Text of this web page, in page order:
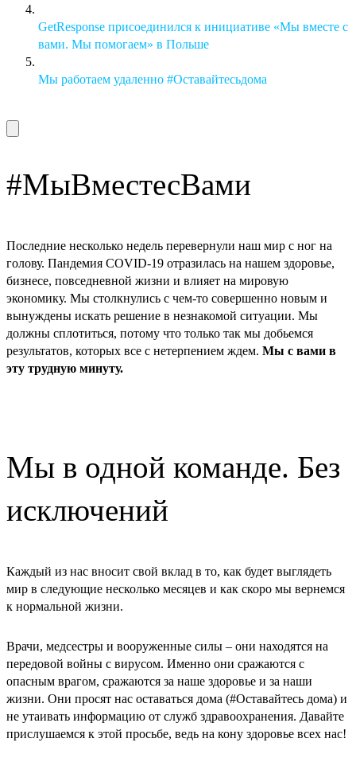
GetResponse присоединился к инициативе «Мы вместе с
вами. Мы помогаем» в Польше
Мы работаем удаленно #Оставайтесьдома
#МыВместесВами
Последние несколько недель перевернули наш мир с ног на
голову. Пандемия COVID-19 отразилась на нашем здоровье,
бизнесе, повседневной жизни и влияет на мировую
экономику. Мы столкнулись с чем-то совершенно новым и
вынуждены искать решение в незнакомой ситуации. Мы
должны сплотиться, потому что только так мы добьемся
результатов, которых все с нетерпением ждем. Мы с вами в
эту трудную минуту.
Мы в одной команде. Без
исключений
Каждый из нас вносит свой вклад в то, как будет выглядеть
мир в следующие несколько месяцев и как скоро мы вернемся
к нормальной жизни.
Врачи, медсестры и вооруженные силы – они находятся на
передовой войны с вирусом. Именно они сражаются с
опасным врагом, сражаются за наше здоровье и за наши
жизни. Они просят нас оставаться дома (#Оставайтесь дома) и
не утаивать информацию от служб здравоохранения. Давайте
прислушаемся к этой просьбе, ведь на кону здоровье всех нас!